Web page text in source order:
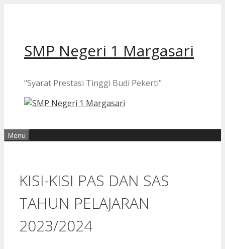
SMP Negeri 1 Margasari
"Syarat Prestasi Tinggi Budi Pekerti"
Menu
KISI-KISI PAS DAN SAS
TAHUN PELAJARAN
2023/2024